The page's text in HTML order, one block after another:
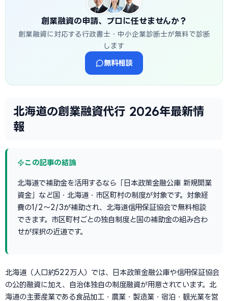
創業融資の申請、プロに任せませんか？
創業融資に対応する行政書士・中小企業診断士が無料で診断
します
無料相談
北海道の創業融資代行 2026年最新情
報
この記事の結論
北海道で補助金を活用するなら「日本政策金融公庫 新規開業
資金」など国・北海道・市区町村の制度が対象です。対象経
費の1/2〜2/3が補助され、北海道信用保証協会で無料相談
できます。市区町村ごとの独自制度と国の補助金の組み合わ
せが採択の近道です。
北海道（人口約522万人）では、日本政策金融公庫や信用保証協会
の公的融資に加え、自治体独自の制度融資が用意されています。北
海道の主要産業である食品加工・農業・製造業・宿泊・観光業を営